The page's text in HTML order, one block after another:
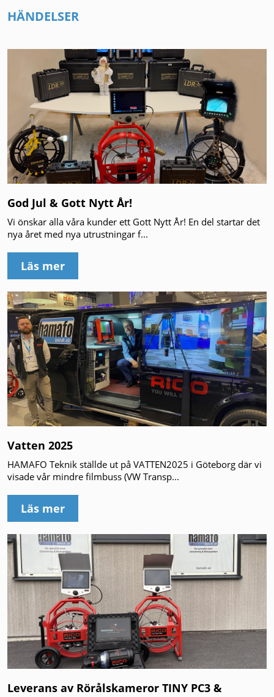
HÄNDELSER
God Jul & Gott Nytt År!
Vi önskar alla våra kunder ett Gott Nytt År! En del startar det
nya året med nya utrustningar f...
Läs mer
Vatten 2025
HAMAFO Teknik ställde ut på VATTEN2025 i Göteborg där vi
visade vår mindre filmbuss (VW Transp...
Läs mer
Leverans av Rörålskameror TINY PC3 &